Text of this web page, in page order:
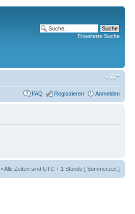
Erweiterte Suche
FAQ Registrieren Anmelden
• Alle Zeiten sind UTC + 1 Stunde [ Sommerzeit ]